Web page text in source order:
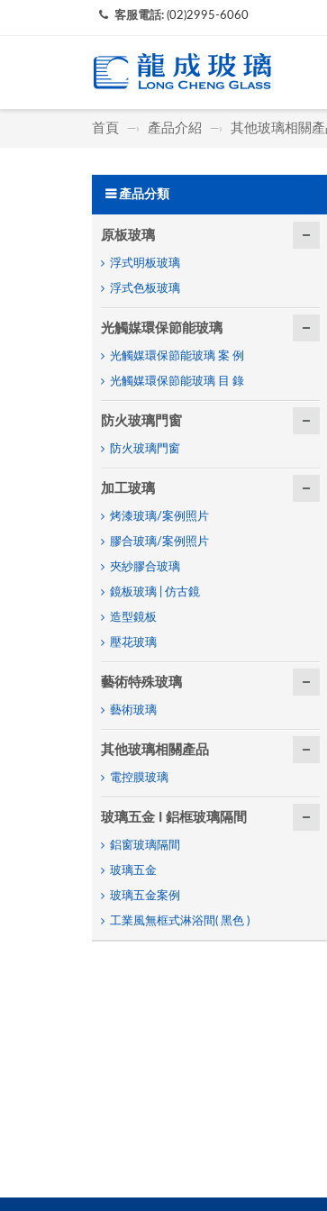
客服電話: (02)2995-6060
首頁 —› 產品介紹 —› 其他玻璃相關產
產品分類
原板玻璃
浮式明板玻璃
浮式色板玻璃
光觸媒環保節能玻璃
光觸媒環保節能玻璃 案 例
光觸媒環保節能玻璃 目 錄
防火玻璃門窗
防火玻璃門窗
加工玻璃
烤漆玻璃/案例照片
膠合玻璃/案例照片
夾紗膠合玻璃
鏡板玻璃 | 仿古鏡
造型鏡板
壓花玻璃
藝術特殊玻璃
藝術玻璃
其他玻璃相關產品
電控膜玻璃
玻璃五金 I 鋁框玻璃隔間
鋁窗玻璃隔間
玻璃五金
玻璃五金案例
工業風無框式淋浴間( 黑色 )